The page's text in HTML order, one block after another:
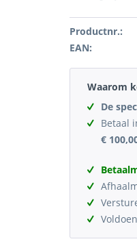
Productnr.:
EAN:
Waarom
De
Betaal
€